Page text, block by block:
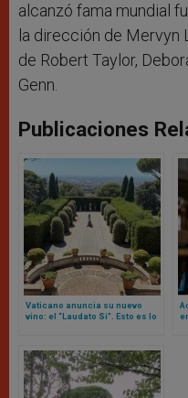
alcanzó fama mundial
la dirección de Mervyn
de Robert Taylor,
Genn.
Publicaciones
Vaticano anuncia su nuevo
vino: el “Laudato Si”. Esto es lo